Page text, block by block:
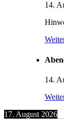
14.
14.
17. August 2026